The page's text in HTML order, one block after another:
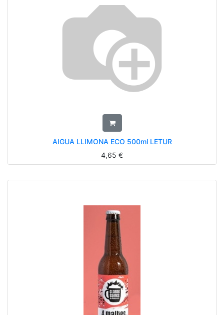
AIGUA LLIMONA ECO 500ml LETUR
4,65 €